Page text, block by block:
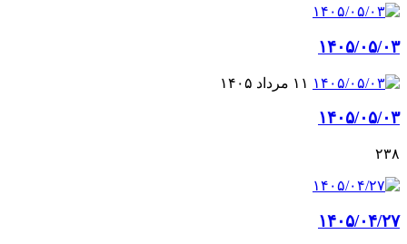
۱۴۰۵/۰۵/۰۳
۱۱ مرداد ۱۴۰۵
۱۴۰۵/۰۵/۰۳
۲۳۸
۱۴۰۵/۰۴/۲۷